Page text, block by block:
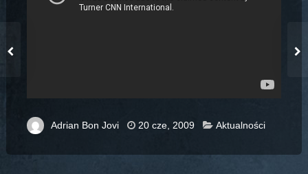
Adrian Bon Jovi 20 cze, 2009 Aktualności